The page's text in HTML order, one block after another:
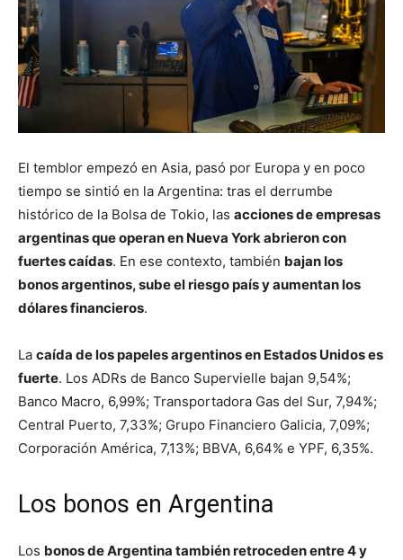
El temblor empezó en Asia, pasó por Europa y en poco
tiempo se sintió en la Argentina: tras el derrumbe
histórico de la Bolsa de Tokio, las acciones de empresas
argentinas que operan en Nueva York abrieron con
fuertes caídas. En ese contexto, también bajan los
bonos argentinos, sube el riesgo país y aumentan los
dólares financieros.
La caída de los papeles argentinos en Estados Unidos es
fuerte. Los ADRs de Banco Supervielle bajan 9,54%;
Banco Macro, 6,99%; Transportadora Gas del Sur, 7,94%;
Central Puerto, 7,33%; Grupo Financiero Galicia, 7,09%;
Corporación América, 7,13%; BBVA, 6,64% e YPF, 6,35%.
Los bonos en Argentina
Los bonos de Argentina también retroceden entre 4 y